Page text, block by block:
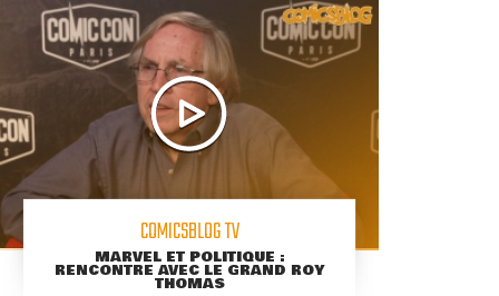
COMICSBLOG TV
MARVEL ET POLITIQUE :
RENCONTRE AVEC LE GRAND ROY
THOMAS